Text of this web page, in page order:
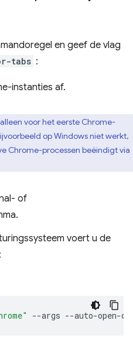
en geef de vlag
tabs :
instanties af.
voor het eerste Chrome-
op Windows niet werkt,
Chrome-processen beëindigt via
of
voert u de
--args